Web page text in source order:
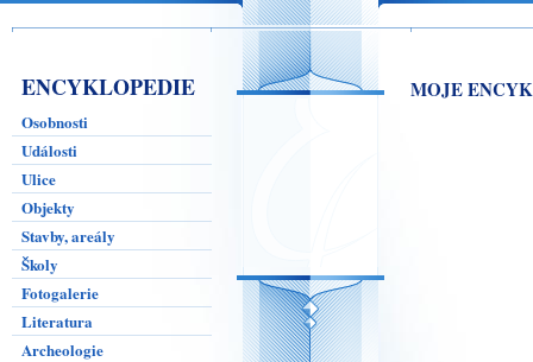
ENCYKLOPEDIE
Osobnosti
Události
Ulice
Objekty
Stavby, areály
Školy
Fotogalerie
Literatura
Archeologie
MOJE